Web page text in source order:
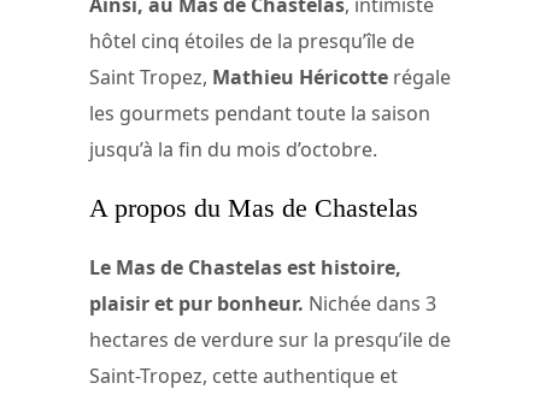
hôtel cinq étoiles de la presqu’île de
Saint Tropez, Mathieu Héricotte régale
les gourmets pendant toute la saison
jusqu’à la fin du mois d’octobre.
A propos du Mas de Chastelas
Le Mas de Chastelas est histoire,
plaisir et pur bonheur. Nichée dans 3
hectares de verdure sur la presqu’ile de
Saint-Tropez, cette authentique et